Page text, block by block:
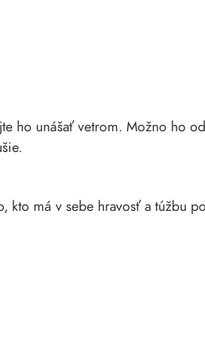
ho unášať vetrom. Možno ho
kto má v sebe hravosť a túžbu